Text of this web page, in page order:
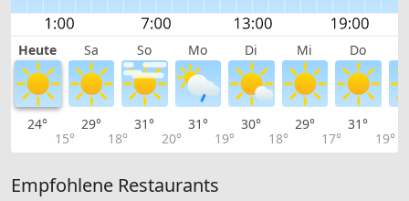
Heute Sa So Mo Di Mi Do
24°
15°
29°
18°
31°
20°
31°
19°
30°
18°
29°
17°
31°
19°
Empfohlene Restaurants